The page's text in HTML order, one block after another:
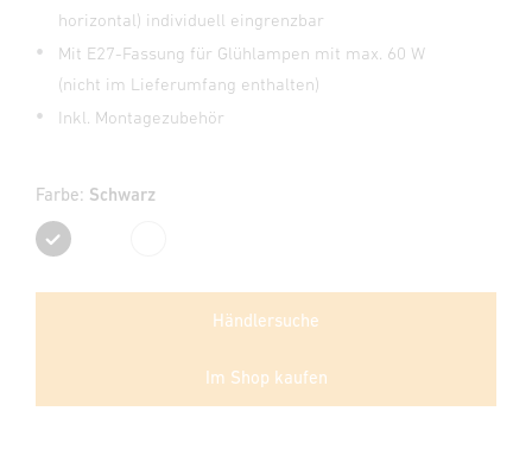
horizontal) individuell eingrenzbar
Mit E27-Fassung für Glühlampen mit max. 60 W
(nicht im Lieferumfang enthalten)
Inkl. Montagezubehör
Farbe: Schwarz
Schwarz
Händlersuche
Im Shop kaufen